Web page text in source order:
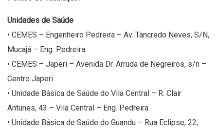
Unidades de Saúde
• CEMES – Engenheiro Pedreira – Av. Tancredo Neves, S/N,
Mucajá – Eng. Pedreira
• CEMES – Japeri – Avenida Dr. Arruda de Negreiros, s/n –
Centro Japeri
• Unidade Básica de Saúde do Vila Central – R. Clair
Antunes, 43 – Vila Central – Eng. Pedreira
• Unidade Básica de Saúde do Guandu – Rua Eclipse, 22,